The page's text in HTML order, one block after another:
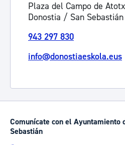
Plaza del Campo de
Donostia / San Sebastián
943 297 830
info@donostiaeskola.eus
Comunícate con el Ayuntamiento
Sebastián